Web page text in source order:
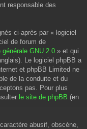
responsable des
ci-après par « logiciel
de forum de
générale GNU 2.0 » et qui
Le logiciel phpBB a
et phpBB Limited ne
de la conduite et du
pas. Pour plus
le site de phpBB (en
abusif, obscène,